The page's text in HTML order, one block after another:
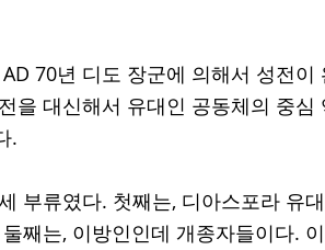
70년 디도 장군에 의해서 성전
을 대신해서 유대인 공동체의 중
.
부류였다. 첫째는, 디아스포라 유
째는, 이방인인데 개종자들이다.